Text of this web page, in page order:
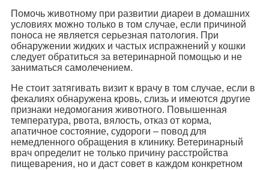
Помочь животному при развитии диареи в домашних
условиях можно только в том случае, если причиной
поноса не является серьезная патология. При
обнаружении жидких и частых испражнений у кошки
следует обратиться за ветеринарной помощью и не
заниматься самолечением.
Не стоит затягивать визит к врачу в том случае, если в
фекалиях обнаружена кровь, слизь и имеются другие
признаки недомогания животного. Повышенная
температура, рвота, вялость, отказ от корма,
апатичное состояние, судороги – повод для
немедленного обращения в клинику. Ветеринарный
врач определит не только причину расстройства
пищеварения, но и даст совет в каждом конкретном